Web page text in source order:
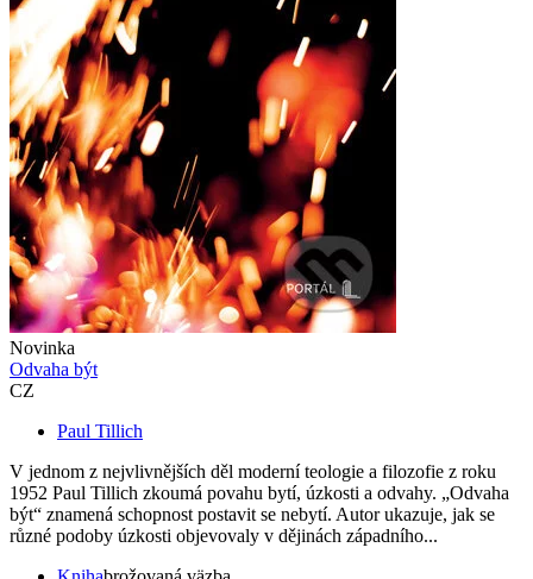
Novinka
Odvaha být
CZ
Paul Tillich
V jednom z nejvlivnějších děl moderní teologie a filozofie z roku
1952 Paul Tillich zkoumá povahu bytí, úzkosti a odvahy. „Odvaha
být“ znamená schopnost postavit se nebytí. Autor ukazuje, jak se
různé podoby úzkosti objevovaly v dějinách západního...